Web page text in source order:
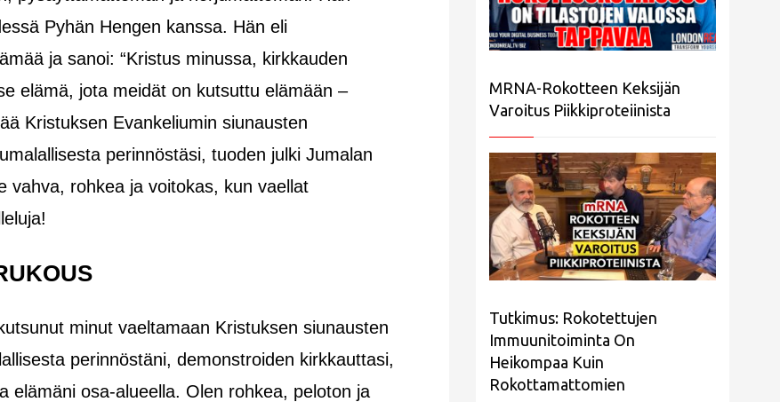
Pyhän Hengen kanssa. Hän eli
ja sanoi: “Kristus minussa, kirkkauden
elämä, jota meidät on kutsuttu elämään –
Kristuksen Evankeliumin siunausten
perinnöstäsi, tuoden julki Jumalan
vahva, rohkea ja voitokas, kun vaellat
minut vaeltamaan Kristuksen siunausten
perinnöstäni, demonstroiden kirkkauttasi,
elämäni osa-alueella. Olen rohkea, peloton ja
MRNA-Rokotteen Keksijän
Varoitus Piikkiproteiinista
Tutkimus: Rokotettujen
Immuunitoiminta On
Heikompaa Kuin
Rokottamattomien